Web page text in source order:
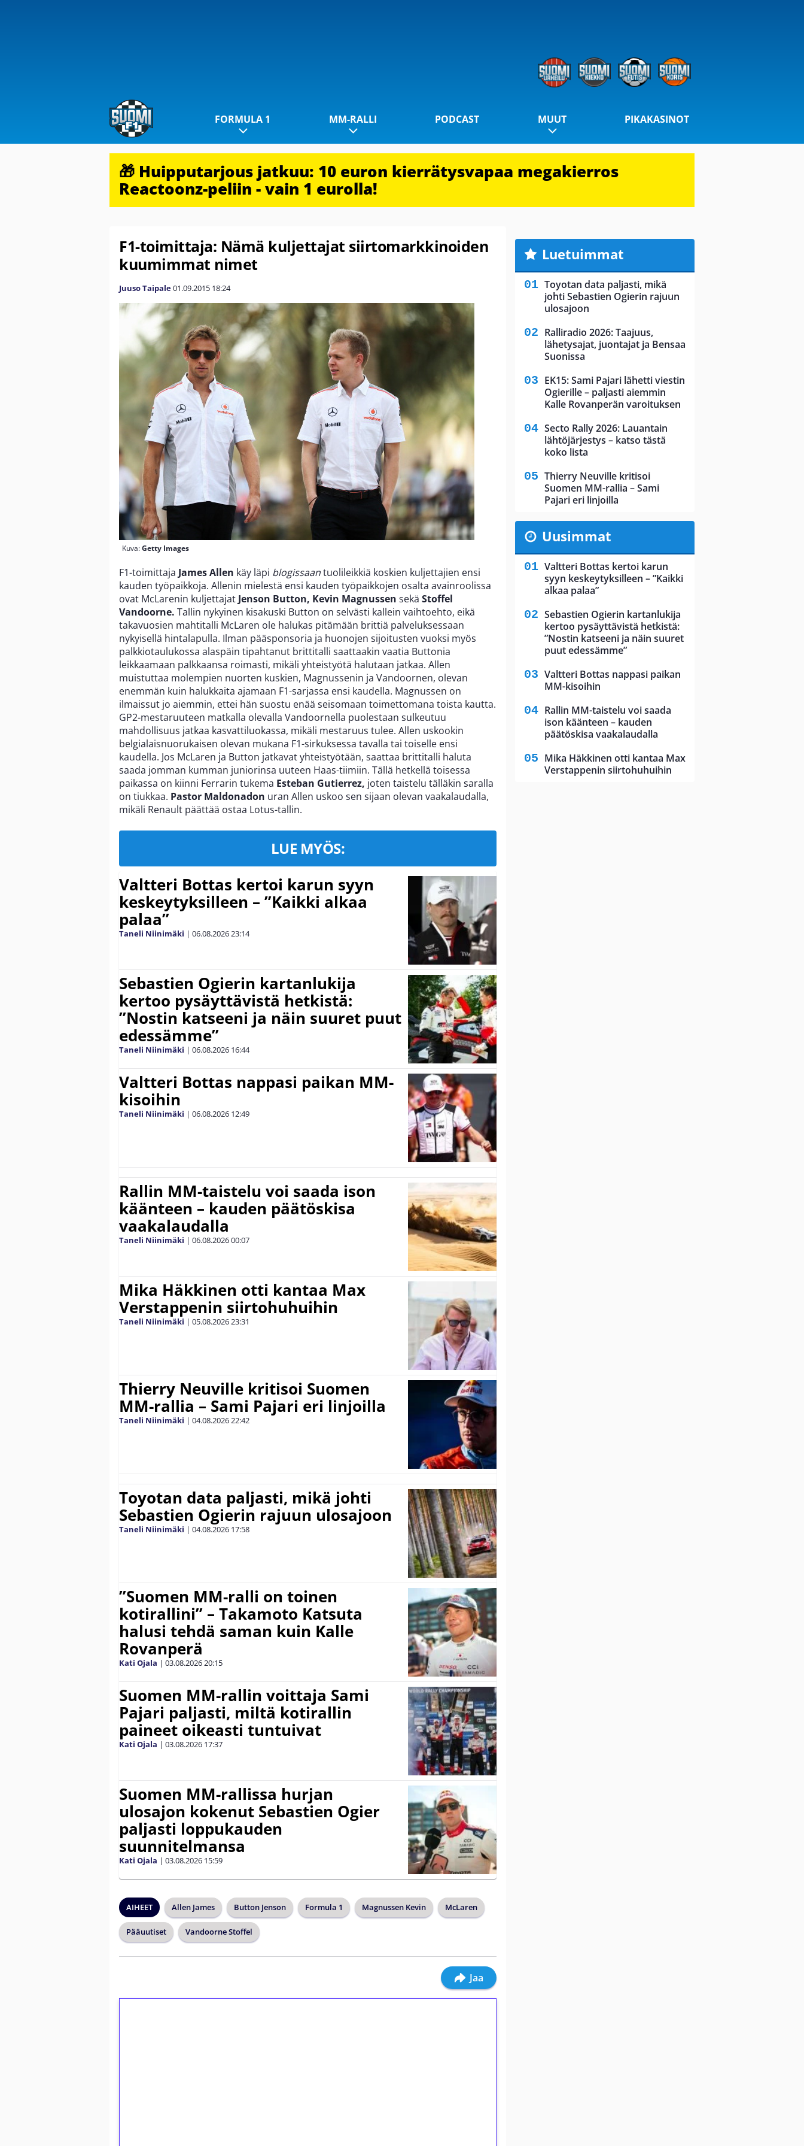
FORMULA 1 MM-RALLI PODCAST MUUT PIKAKASINOT
🎁 Huipputarjous jatkuu: 10 euron kierrätysvapaa megakierros
Reactoonz-peliin - vain 1 eurolla!
F1-toimittaja: Nämä kuljettajat siirtomarkkinoiden
kuumimmat nimet
Juuso Taipale01.09.2015 18:24
Kuva:Getty Images
F1-toimittaja James Allen käy läpi blogissaantuolileikkiä koskien kuljettajien ensi
kauden työpaikkoja. Allenin mielestä ensi kauden työpaikkojen osalta avainroolissa
ovat McLarenin kuljettajat Jenson Button, Kevin Magnussen sekä Stoffel
Vandoorne. Tallin nykyinen kisakuski Button on selvästi kallein vaihtoehto, eikä
takavuosien mahtitalli McLaren ole halukas pitämään brittiä palveluksessaan
nykyisellä hintalapulla. Ilman pääsponsoria ja huonojen sijoitusten vuoksi myös
palkkiotaulukossa alaspäin tipahtanut brittitalli saattaakin vaatia Buttonia
leikkaamaan palkkaansa roimasti, mikäli yhteistyötä halutaan jatkaa. Allen
muistuttaa molempien nuorten kuskien, Magnussenin ja Vandoornen, olevan
enemmän kuin halukkaita ajamaan F1-sarjassa ensi kaudella. Magnussen on
ilmaissut jo aiemmin, ettei hän suostu enää seisomaan toimettomana toista kautta.
GP2-mestaruuteen matkalla olevalla Vandoornella puolestaan sulkeutuu
mahdollisuus jatkaa kasvattiluokassa, mikäli mestaruus tulee. Allen uskookin
belgialaisnuorukaisen olevan mukana F1-sirkuksessa tavalla tai toiselle ensi
kaudella. Jos McLaren ja Button jatkavat yhteistyötään, saattaa brittitalli haluta
saada jomman kumman juniorinsa uuteen Haas-tiimiin. Tällä hetkellä toisessa
paikassa on kiinni Ferrarin tukema Esteban Gutierrez, joten taistelu tälläkin saralla
on tiukkaa. Pastor Maldonadon uran Allen uskoo sen sijaan olevan vaakalaudalla,
mikäli Renault päättää ostaa Lotus-tallin.
LUE MYÖS:
Valtteri Bottas kertoi karun syyn
keskeytyksilleen – ”Kaikki alkaa
palaa”
Taneli Niinimäki | 06.08.202623:14
Sebastien Ogierin kartanlukija
kertoo pysäyttävistä hetkistä:
”Nostin katseeni ja näin suuret puut
edessämme”
Taneli Niinimäki | 06.08.2026 16:44
Valtteri Bottas nappasi paikan MM-
kisoihin
Taneli Niinimäki | 06.08.2026 12:49
Rallin MM-taistelu voi saada ison
käänteen – kauden päätöskisa
vaakalaudalla
Taneli Niinimäki | 06.08.202600:07
Mika Häkkinen otti kantaa Max
Verstappenin siirtohuhuihin
Taneli Niinimäki | 05.08.202623:31
Thierry Neuville kritisoi Suomen
MM-rallia – Sami Pajari eri linjoilla
Taneli Niinimäki | 04.08.202622:42
Toyotan data paljasti, mikä johti
Sebastien Ogierin rajuun ulosajoon
Taneli Niinimäki | 04.08.2026 17:58
”Suomen MM-ralli on toinen
kotirallini” – Takamoto Katsuta
halusi tehdä saman kuin Kalle
Rovanperä
Kati Ojala | 03.08.202620:15
Suomen MM-rallin voittaja Sami
Pajari paljasti, miltä kotirallin
paineet oikeasti tuntuivat
Kati Ojala | 03.08.2026 17:37
Suomen MM-rallissa hurjan
ulosajon kokenut Sebastien Ogier
paljasti loppukauden
suunnitelmansa
Kati Ojala | 03.08.2026 15:59
AIHEET Allen James Button Jenson Formula 1 Magnussen Kevin McLaren
Pääuutiset Vandoorne Stoffel
Jaa
Luetuimmat
Toyotan data paljasti, mikä
johti Sebastien Ogierin rajuun
ulosajoon
Ralliradio 2026: Taajuus,
lähetysajat, juontajat ja Bensaa
Suonissa
EK15: Sami Pajari lähetti viestin
Ogierille – paljasti aiemmin
Kalle Rovanperän varoituksen
Secto Rally 2026: Lauantain
lähtöjärjestys – katso tästä
koko lista
Thierry Neuville kritisoi
Suomen MM-rallia – Sami
Pajari eri linjoilla
Uusimmat
Valtteri Bottas kertoi karun
syyn keskeytyksilleen – ”Kaikki
alkaa palaa”
Sebastien Ogierin kartanlukija
kertoo pysäyttävistä hetkistä:
”Nostin katseeni ja näin suuret
puut edessämme”
Valtteri Bottas nappasi paikan
MM-kisoihin
Rallin MM-taistelu voi saada
ison käänteen – kauden
päätöskisa vaakalaudalla
Mika Häkkinen otti kantaa Max
Verstappenin siirtohuhuihin